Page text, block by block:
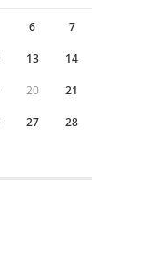
6 7
13 14
20 21
27 28